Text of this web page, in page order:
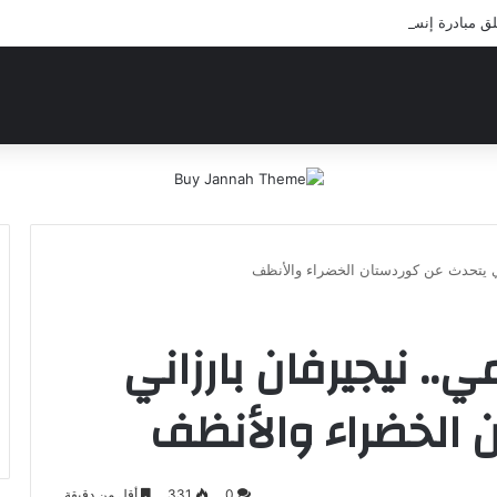
إنسانية لعلاج أيتام مدرسة كافل اليتيم
يتحدث عن كوردستان الخضراء والأنظف
نيجيرفان بارزاني
والأنظف